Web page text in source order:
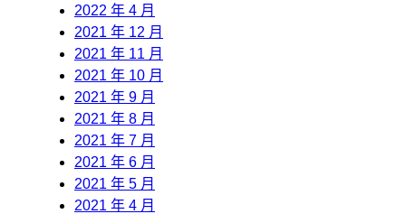
2022 年 4 月
2021 年 12 月
2021 年 11 月
2021 年 10 月
2021 年 9 月
2021 年 8 月
2021 年 7 月
2021 年 6 月
2021 年 5 月
2021 年 4 月